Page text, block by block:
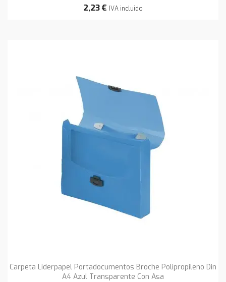
2,23 € IVA incluido
Carpeta Liderpapel Portadocumentos Broche Polipropileno Din
A4 Azul Transparente Con Asa